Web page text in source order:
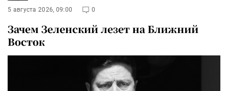
5 августа 2026, 09:00 0
Зачем Зеленский лезет на Ближний
Восток